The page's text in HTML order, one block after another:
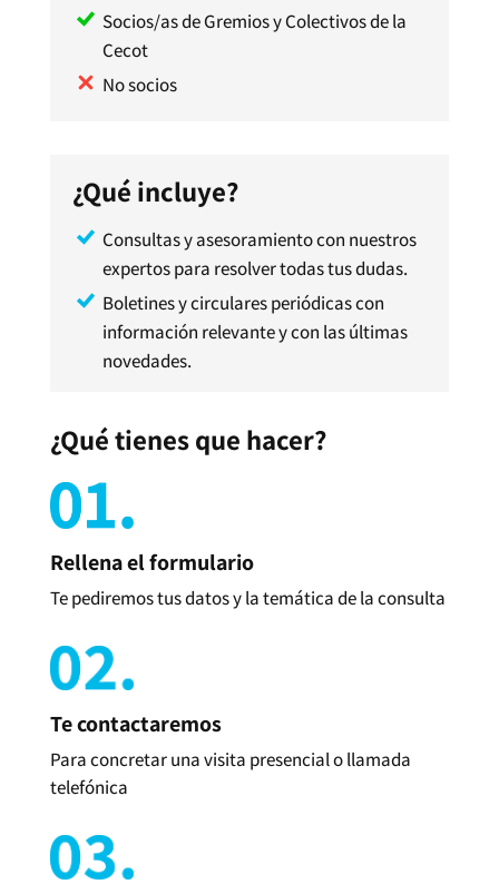
Socios/as de Gremios y Colectivos de la
Cecot
No socios
¿Qué incluye?
Consultas y asesoramiento con nuestros
expertos para resolver todas tus dudas.
Boletines y circulares periódicas con
información relevante y con las últimas
novedades.
¿Qué tienes que hacer?
Rellena el formulario
Te pediremos tus datos y la temática de la consulta
Te contactaremos
Para concretar una visita presencial o llamada
telefónica